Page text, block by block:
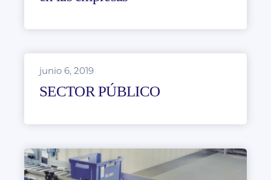
junio 6, 2019
SECTOR PÚBLICO